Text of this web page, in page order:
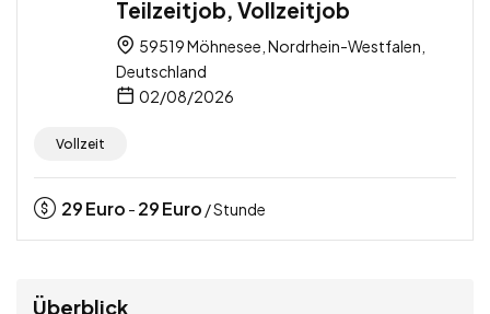
Teilzeitjob, Vollzeitjob
59519 Möhnesee, Nordrhein-Westfalen,
Deutschland
02/08/2026
Vollzeit
29Euro - 29Euro / Stunde
Überblick